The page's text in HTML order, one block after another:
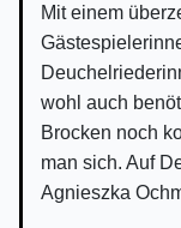
Mit einem
wohl auch
Brocken noch
man sich. Auf
Agnieszka